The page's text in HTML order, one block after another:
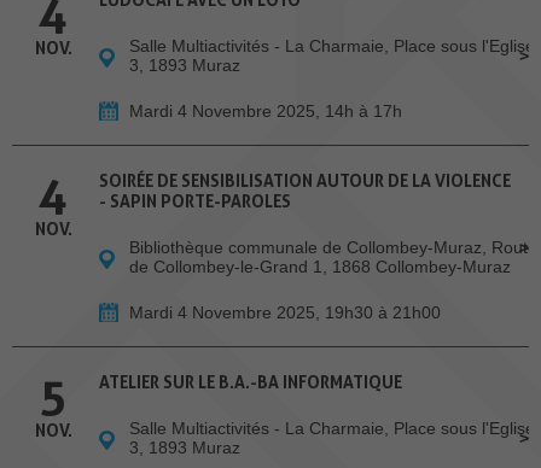
4
NOV.
Salle Multiactivités - La Charmaie, Place sous l'Eglise
3, 1893 Muraz
Mardi 4 Novembre 2025, 14h à 17h
4
NOV.
SOIRÉE DE SENSIBILISATION AUTOUR DE LA VIOLENCE
- SAPIN PORTE-PAROLES
Bibliothèque communale de Collombey-Muraz, Route
de Collombey-le-Grand 1, 1868 Collombey-Muraz
Mardi 4 Novembre 2025, 19h30 à 21h00
5
NOV.
ATELIER SUR LE B.A.-BA INFORMATIQUE
Salle Multiactivités - La Charmaie, Place sous l'Eglise
3, 1893 Muraz